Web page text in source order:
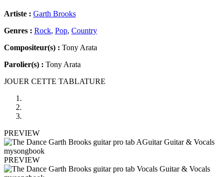
Artiste : Garth Brooks
Genres : Rock, Pop, Country
Compositeur(s) : Tony Arata
Parolier(s) : Tony Arata
JOUER CETTE TABLATURE
PREVIEW
PREVIEW